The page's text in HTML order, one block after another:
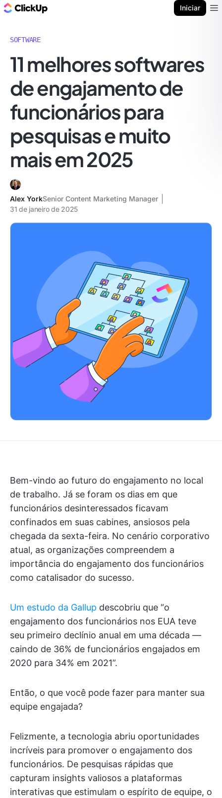
Iniciar
SOFTWARE
11 melhores softwares
de engajamento de
funcionários para
pesquisas e muito
mais em 2025
Alex YorkSenior Content Marketing Manager
31 de janeiro de 2025
Bem-vindo ao futuro do engajamento no local
de trabalho. Já se foram os dias em que
funcionários desinteressados ficavam
confinados em suas cabines, ansiosos pela
chegada da sexta-feira. No cenário corporativo
atual, as organizações compreendem a
importância do engajamento dos funcionários
como catalisador do sucesso.
Um estudo da Gallup descobriu que “o
engajamento dos funcionários nos EUA teve
seu primeiro declínio anual em uma década —
caindo de 36% de funcionários engajados em
2020 para 34% em 2021”.
Então, o que você pode fazer para manter sua
equipe engajada?
Felizmente, a tecnologia abriu oportunidades
incríveis para promover o engajamento dos
funcionários. De pesquisas rápidas que
capturam insights valiosos a plataformas
interativas que estimulam o espírito de equipe, o